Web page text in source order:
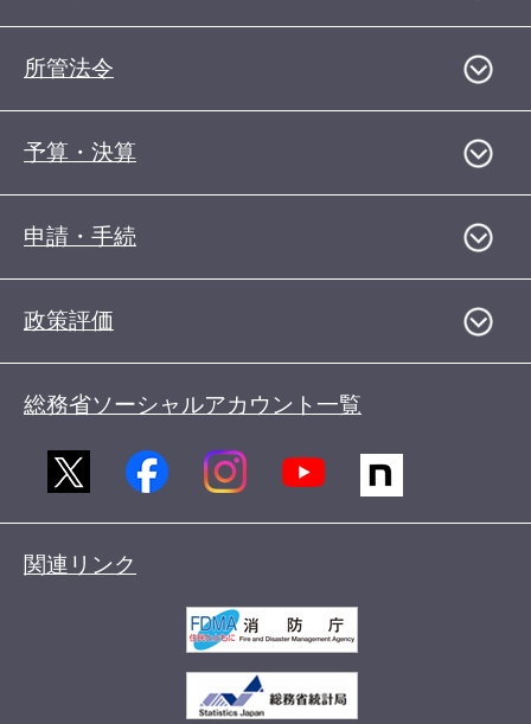
所管法令
予算・決算
申請・手続
政策評価
総務省ソーシャルアカウント一覧
関連リンク